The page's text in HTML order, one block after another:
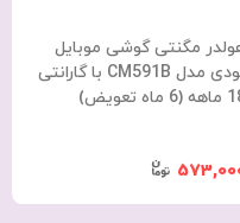
مگنتی گوشی موبایل
بودی مدل CM591B با گارانتی
تعویض)